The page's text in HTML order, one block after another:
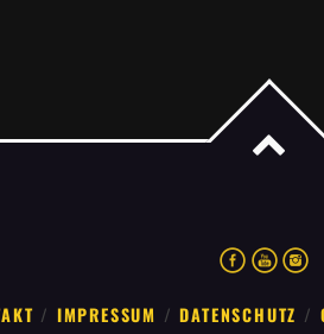
IMPRESSUM DATENSCHUTZ